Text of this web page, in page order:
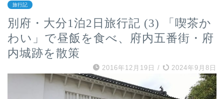
旅行記
別府・大分1泊2日旅行記 (3) 「喫茶か
わい」で昼飯を食べ、府内五番街・府
内城跡を散策
2016年12月19日 / 2024年9月8日